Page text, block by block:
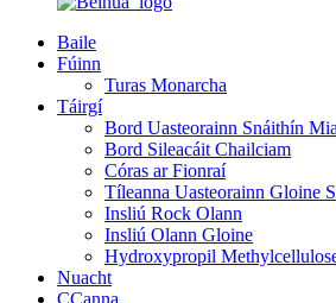
Baile
Fúinn
Turas Monarcha
Táirgí
Bord Uasteorainn Snáithín
Bord Sileacáit Chailciam
Córas ar Fionraí
Tíleanna Uasteorainn Gloine
Insliú Rock Olann
Insliú Olann Gloine
Hydroxypropil
Nuacht
CCanna